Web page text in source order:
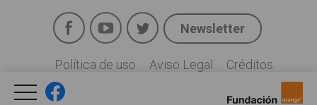
Social
FacebookYouTubeTwitter
Newsletter
Legal
Política de uso Aviso Legal Créditos